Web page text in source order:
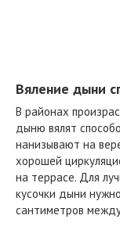
Вяление дыни
В районах
дыню вялят
нанизывают на
хорошей
на террасе. Для
кусочки дыни
сантиметров